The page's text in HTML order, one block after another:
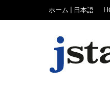
ホーム | 日本語